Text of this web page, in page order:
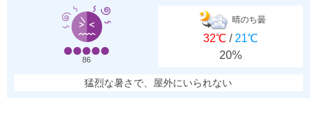
86
晴のち曇
32℃ / 21℃
20%
猛烈な暑さで、屋外にいられない